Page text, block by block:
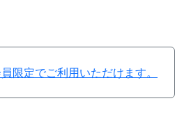
限定でご利用いただけます。